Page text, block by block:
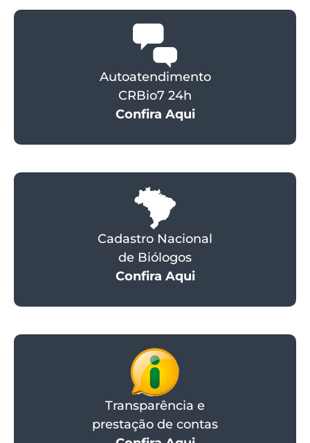
Autoatendimento
CRBio7 24h
Confira Aqui
Cadastro Nacional
de Biólogos
Confira Aqui
Transparência e
prestação de contas